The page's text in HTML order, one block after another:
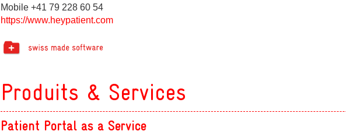
Mobile +41 79 228 60 54
https://www.heypatient.com
Produits & Services
Patient Portal as a Service